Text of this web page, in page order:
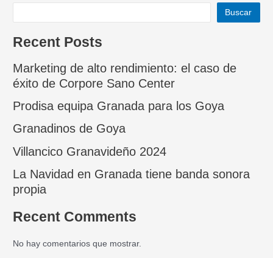
Buscar
Recent Posts
Marketing de alto rendimiento: el caso de
éxito de Corpore Sano Center
Prodisa equipa Granada para los Goya
Granadinos de Goya
Villancico Granavideño 2024
La Navidad en Granada tiene banda sonora
propia
Recent Comments
No hay comentarios que mostrar.